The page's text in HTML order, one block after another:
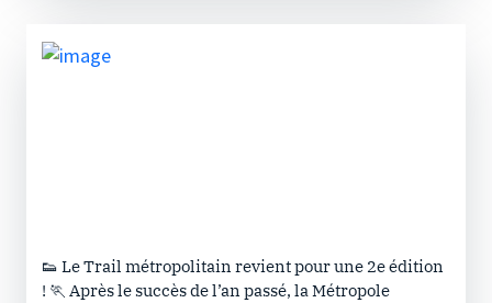
👟 Le Trail métropolitain revient pour une 2e édition
! 🏃 Après le succès de l’an passé, la Métropole